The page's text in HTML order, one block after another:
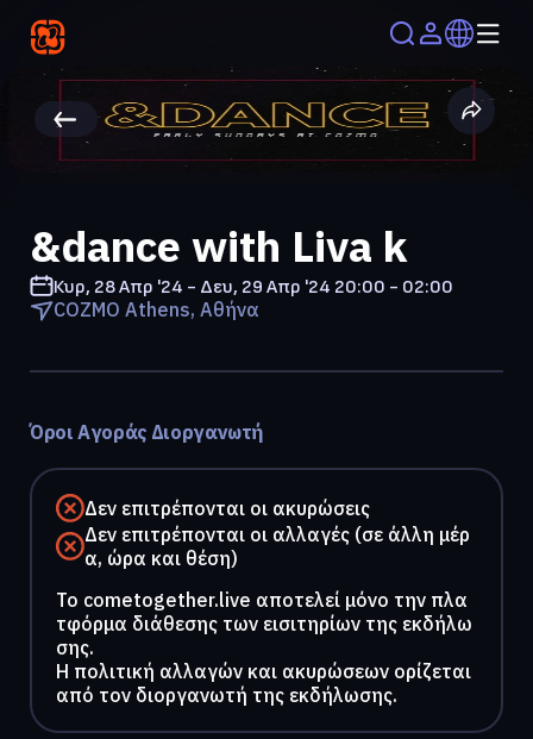
&dance with Liva k
Κυρ, 28 Απρ '24 - Δευ, 29 Απρ '24 20:00 - 02:00
COZMO Athens, Αθήνα
Όροι Αγοράς Διοργανωτή
Δεν επιτρέπονται οι ακυρώσεις
Δεν επιτρέπονται οι αλλαγές (σε άλλη μέρ
α, ώρα και θέση)
To cometogether.live αποτελεί μόνο την πλα
τφόρμα διάθεσης των εισιτηρίων της εκδήλω
σης.
Η πολιτική αλλαγών και ακυρώσεων ορίζεται
από τον διοργανωτή της εκδήλωσης.